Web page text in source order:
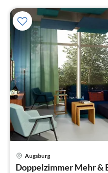
Augsburg
Doppelzimmer Mehr &